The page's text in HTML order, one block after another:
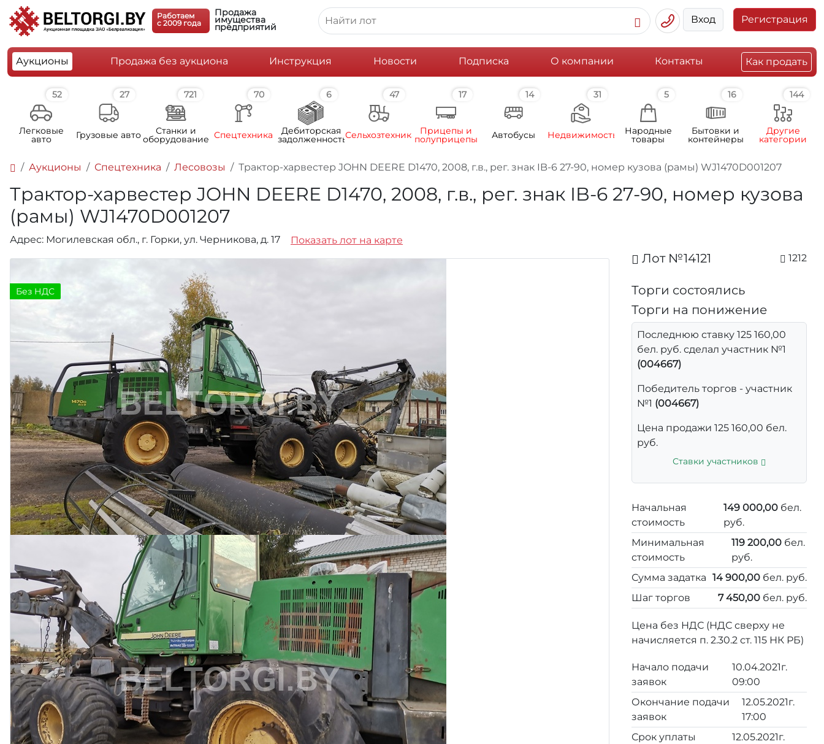
Работаем
c 2009 года
Продажа
имущества
предприятий
Вход Регистрация
Аукционы Продажа без аукциона Инструкция Новости Подписка О компании Контакты Как продать
52
Легковые
авто
27
Грузовые авто
721
Станки и
оборудование
70
Спецтехника
6
Дебиторская
задолженность
47
Сельхозтехника
17
Прицепы и
полуприцепы
14
Автобусы
31
Недвижимость
5
Народные
товары
16
Бытовки и
контейнеры
144
Другие
категории
Аукционы Спецтехника Лесовозы Трактор-харвестер JOHN DEERE D1470, 2008, г.в., рег. знак IB-6 27-90, номер кузова (рамы) WJ1470D001207
Трактор-харвестер JOHN DEERE D1470, 2008, г.в., рег. знак IB-6 27-90, номер кузова
(рамы) WJ1470D001207
Адрес: Могилевская обл., г. Горки, ул. Черникова, д. 17 Показать лот на карте
Без НДС
Лот №14121 1212
Торги состоялись
Торги на понижение
Последнюю ставку 125 160,00
бел. руб. сделал участник №1
(004667)
Победитель торгов - участник
№1 (004667)
Цена продажи 125 160,00 бел.
руб.
Ставки участников
Начальная
стоимость
149 000,00бел.
руб.
Минимальная
стоимость
119 200,00 бел.
руб.
Сумма задатка 14 900,00 бел. руб.
Шаг торгов
7 450,00 бел. руб.
Цена без НДС (НДС сверху не
начисляется п. 2.30.2 ст. 115 НК РБ)
Начало подачи
заявок
10.04.2021г.
09:00
Окончание подачи
заявок
12.05.2021г.
17:00
Срок уплаты
12.05.2021г.